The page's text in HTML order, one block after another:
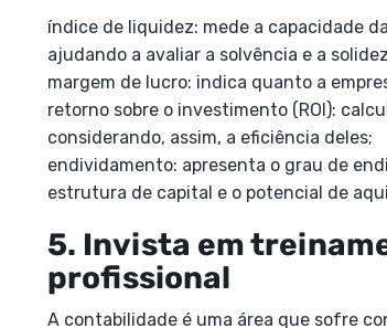
índice de liquidez: mede a capacidade
ajudando a avaliar a solvência e a
margem de lucro: indica quanto a
retorno sobre o investimento (ROI):
considerando, assim, a eficiência deles;
endividamento: apresenta o grau de
estrutura de capital e o potencial de
5. Invista em
profissional
A contabilidade é uma área que sofre